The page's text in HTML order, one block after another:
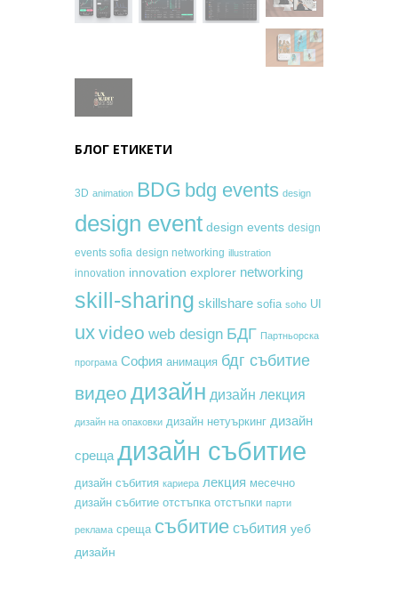
БЛОГ ЕТИКЕТИ
3D animation BDG bdg events design
design event design events design
events sofia design networking illustration
innovation innovation explorer networking
skill-sharing skillshare sofia soho UI
uxvideo web design БДГ Партньорска
програма София анимация бдг събитие
видео дизайн дизайн лекция
дизайн на опаковки дизайн нетуъркинг дизайн
среща дизайн събитие
дизайн събития кариера лекция месечно
дизайн събитие отстъпка отстъпки парти
реклама среща събитие събития уеб
дизайн